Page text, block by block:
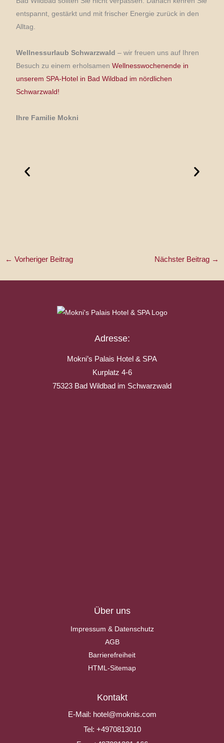
entspannt, gestärkt und mit frischer Energie zurück in den
Alltag.
Wellnessurlaub Schwarzwald – wir freuen uns auf Ihren
Besuch zu einem erholsamen Wellnesswochenende in
unserem SPA-Hotel in Bad Wildbad im nördlichen
Schwarzwald!
Ihre Familie Mokni
← Vorheriger Beitrag Nächster Beitrag →
Adresse:
Mokni’s Palais Hotel & SPA
Kurplatz 4-6
75323 Bad Wildbad im Schwarzwald
Über uns
Impressum & Datenschutz
AGB
Barrierefreiheit
HTML-Sitemap
Kontakt
E-Mail: hotel@moknis.com
Tel: +4970813010